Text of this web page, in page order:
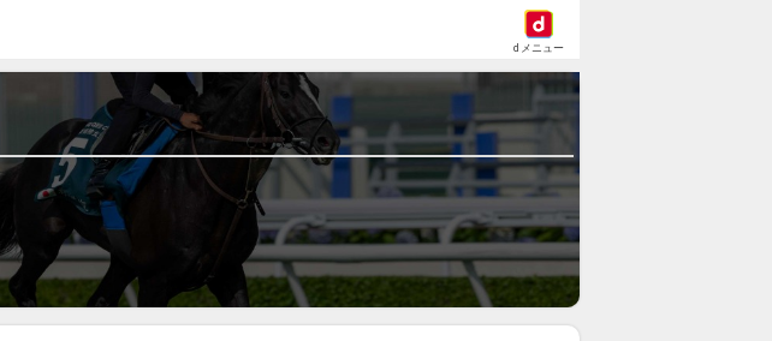
dメニュー